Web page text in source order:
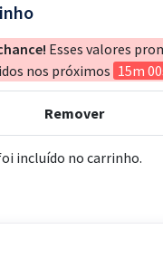
Esses valores
nos próximos 15m
Remover
incluído no carrinho.